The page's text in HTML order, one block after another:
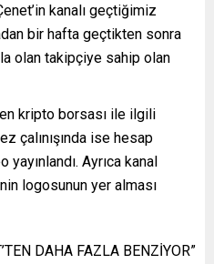
kanalı geçtiğimiz
bir hafta geçtikten sonra
olan takipçiye sahip olan
kripto borsası ile ilgili
çalınışında ise hesap
Ayrıca kanal
logosunun yer alması
DAHA FAZLA BENZİYOR”